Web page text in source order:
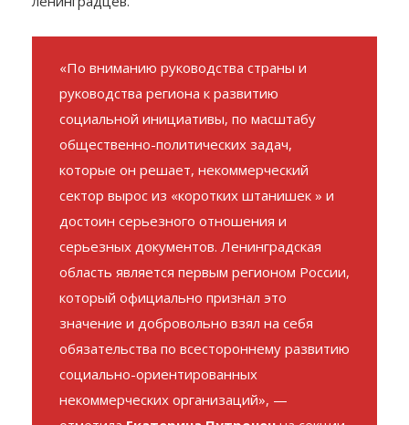
регионе, при этом инициативы исходят от самих
ленинградцев.
«По вниманию руководства страны и
руководства региона к развитию
социальной инициативы, по масштабу
общественно-политических задач,
которые он решает, некоммерческий
сектор вырос из «коротких штанишек » и
достоин серьезного отношения и
серьезных документов. Ленинградская
область является первым регионом России,
который официально признал это
значение и добровольно взял на себя
обязательства по всестороннему развитию
социально-ориентированных